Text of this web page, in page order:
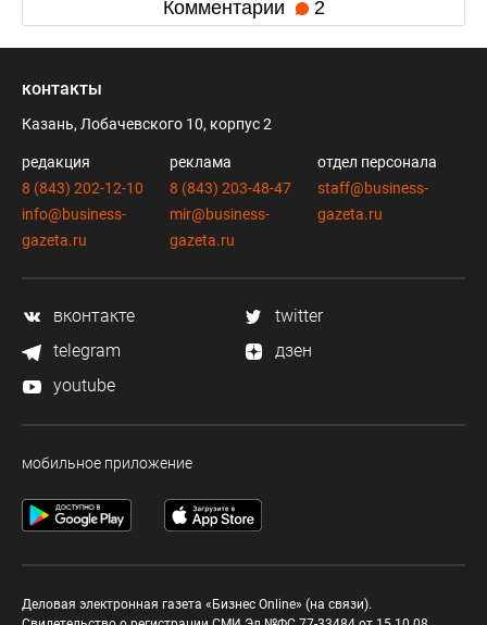
Комментарии 2
контакты
Казань, Лобачевского 10, корпус 2
редакция
8 (843) 202-12-10
info@business-
gazeta.ru
реклама
8 (843) 203-48-47
mir@business-
gazeta.ru
отдел персонала
staff@business-
gazeta.ru
вконтакте
twitter
telegram
дзен
youtube
мобильное приложение
Деловая электронная газета «Бизнес Online» (на связи).